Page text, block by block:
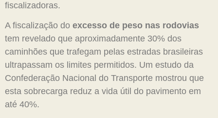
fiscalizadoras.
A fiscalização do excesso de peso nas rodovias
tem revelado que aproximadamente 30% dos
caminhões que trafegam pelas estradas brasileiras
ultrapassam os limites permitidos. Um estudo da
Confederação Nacional do Transporte mostrou que
esta sobrecarga reduz a vida útil do pavimento em
até 40%.